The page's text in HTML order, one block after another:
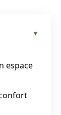
espace